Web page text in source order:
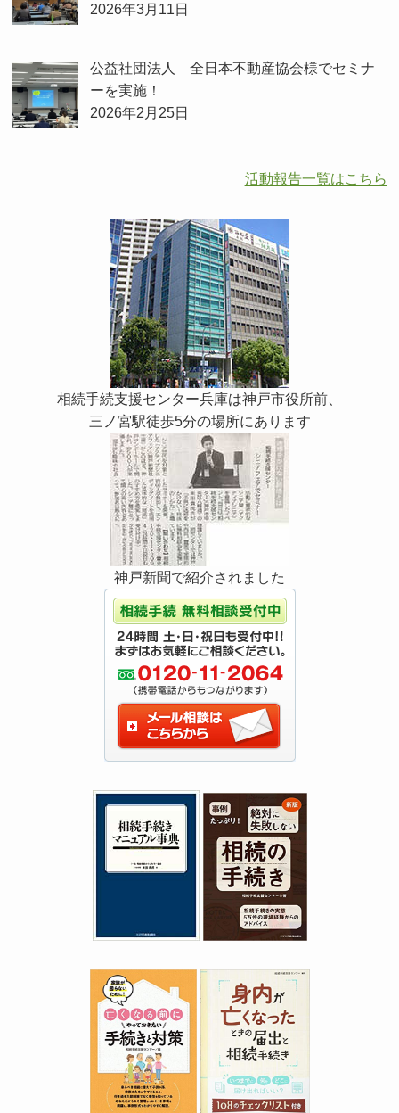
2026年3月11日
公益社団法人 全日本不動産協会様でセミナ
ーを実施！
2026年2月25日
活動報告一覧はこちら
相続手続支援センター兵庫は神戸市役所前、
三ノ宮駅徒歩5分の場所にあります
神戸新聞で紹介されました